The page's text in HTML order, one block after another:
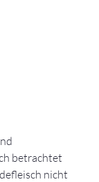
betrachtet
nicht